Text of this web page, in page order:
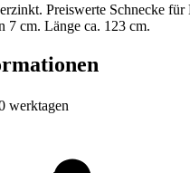
Preiswerte Schnecke
7 cm. Länge ca. 123 cm.
werktagen